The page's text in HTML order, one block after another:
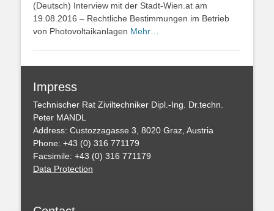
(Deutsch) Interview mit der Stadt-Wien.at am
19.08.2016 – Rechtliche Bestimmungen im Betrieb
von Photovoltaikanlagen Mehr…
Impress
Technischer Rat Ziviltechniker Dipl.-Ing. Dr.techn.
Peter MANDL
Address: Custozzagasse 3, 8020 Graz, Austria
Phone: +43 (0) 316 771179
Facsimile: +43 (0) 316 771179
Data Protection